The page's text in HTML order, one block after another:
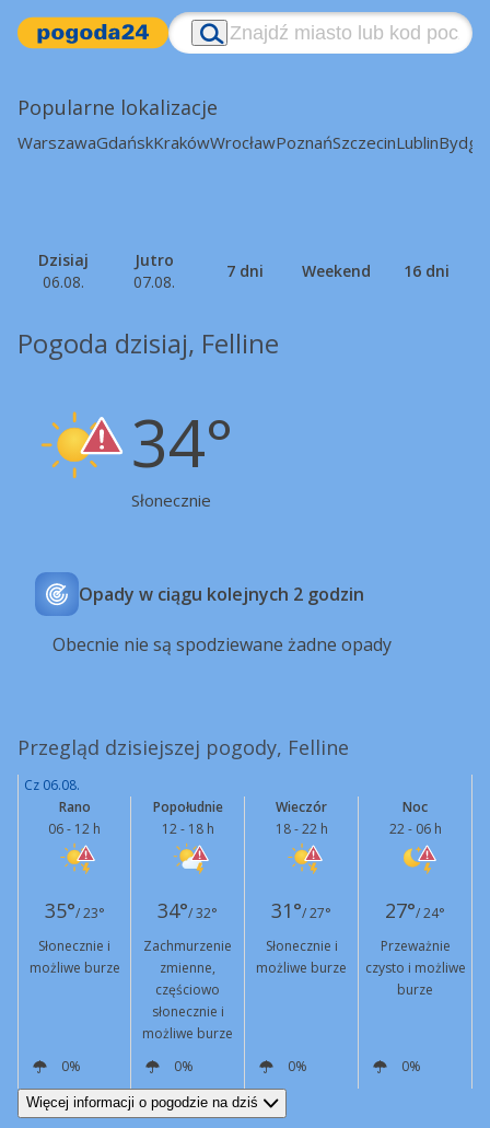
Popularne lokalizacje
WarszawaGdańskKrakówWrocławPoznańSzczecinLublin
Dzisiaj
06.08.
Jutro
07.08.
7 dni Weekend 16 dni
Pogoda dzisiaj, Felline
34°
Słonecznie
Opady w ciągu kolejnych 2 godzin
Obecnie nie są spodziewane żadne opady
Przegląd dzisiejszej pogody, Felline
Cz 06.08.
Rano
06 - 12 h
Popołudnie
12 - 18 h
Wieczór
18 - 22 h
Noc
22 - 06 h
35°/ 23° 34°/ 32° 31°/ 27° 27°/ 24°
Słonecznie i
możliwe burze
Zachmurzenie
zmienne,
częściowo
słonecznie i
możliwe burze
Słonecznie i
możliwe burze
Przeważnie
czysto i możliwe
burze
0% 0% 0%
0%
NE
5 km/h SW
11 km/h
Więcej informacji o pogodzie na dziś